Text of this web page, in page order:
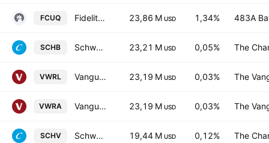
FCUQ Fidelity U.S. High Quality ETF Series L Trust Units 23,86 M USD 1,34% 483A
SCHB Schwab U.S. Broad Market ETF 23,21 M USD 0,05% The
VWRL Vanguard FTSE All-World UCITS ETF 23,19 M USD 0,03% The
VWRA Vanguard FTSE All-World UCITS ETF Accum USD 23,19 M USD 0,03% The
SCHV Schwab U.S. Large-Cap Value ETF 19,44 M USD 0,12% The